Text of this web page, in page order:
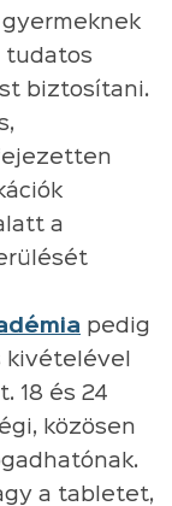
tudatos
biztosítani.
a
pedig
kivételével
18 és 24
közösen
a tabletet,